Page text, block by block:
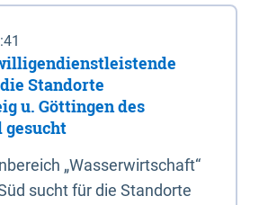
Standorte
u. Göttingen des
gesucht
„Wasserwirtschaft“
sucht für die Standorte